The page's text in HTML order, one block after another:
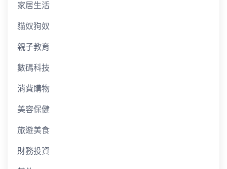
家居生活
貓奴狗奴
親子教育
數碼科技
消費購物
美容保健
旅遊美食
財務投資